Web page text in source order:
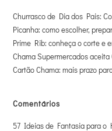
Churrasco de Dia dos Pais:
Picanha: como escolher,
Prime Rib: conheça o corte e
Chama Supermercados aceita
Cartão Chama: mais prazo
Comentários
57 Ideias de Fantasia para o